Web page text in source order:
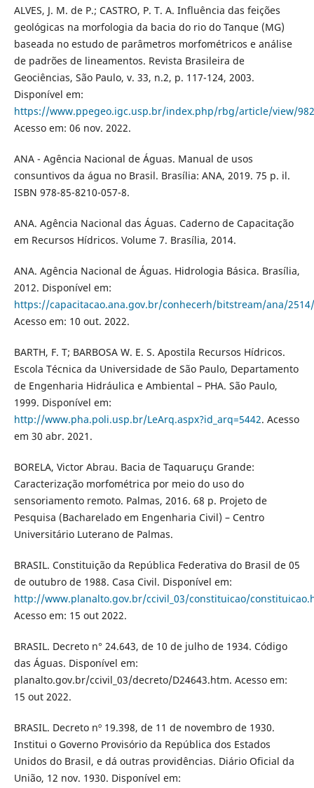
ALVES, J. M. de P.; CASTRO, P. T. A. Influência das feições
geológicas na morfologia da bacia do rio do Tanque (MG)
baseada no estudo de parâmetros morfométricos e análise
de padrões de lineamentos. Revista Brasileira de
Geociências, São Paulo, v. 33, n.2, p. 117-124, 2003.
Disponível em:
https://www.ppegeo.igc.usp.br/index.php/rbg/article/view/
Acesso em: 06 nov. 2022.
ANA - Agência Nacional de Águas. Manual de usos
consuntivos da água no Brasil. Brasília: ANA, 2019. 75 p. il.
ISBN 978-85-8210-057-8.
ANA. Agência Nacional das Águas. Caderno de Capacitação
em Recursos Hídricos. Volume 7. Brasília, 2014.
ANA. Agência Nacional de Águas. Hidrologia Básica. Brasília,
2012. Disponível em:
https://capacitacao.ana.gov.br/conhecerh/bitstream/ana/
Acesso em: 10 out. 2022.
BARTH, F. T; BARBOSA W. E. S. Apostila Recursos Hídricos.
Escola Técnica da Universidade de São Paulo, Departamento
de Engenharia Hidráulica e Ambiental – PHA. São Paulo,
1999. Disponível em:
http://www.pha.poli.usp.br/LeArq.aspx?id_arq=5442. Acesso
em 30 abr. 2021.
BORELA, Victor Abrau. Bacia de Taquaruçu Grande:
Caracterização morfométrica por meio do uso do
sensoriamento remoto. Palmas, 2016. 68 p. Projeto de
Pesquisa (Bacharelado em Engenharia Civil) – Centro
Universitário Luterano de Palmas.
BRASIL. Constituição da República Federativa do Brasil de 05
de outubro de 1988. Casa Civil. Disponível em:
http://www.planalto.gov.br/ccivil_03/constituicao/
Acesso em: 15 out 2022.
BRASIL. Decreto n° 24.643, de 10 de julho de 1934. Código
das Águas. Disponível em:
planalto.gov.br/ccivil_03/decreto/D24643.htm. Acesso em:
15 out 2022.
BRASIL. Decreto nº 19.398, de 11 de novembro de 1930.
Institui o Governo Provisório da República dos Estados
Unidos do Brasil, e dá outras providências. Diário Oficial da
União, 12 nov. 1930. Disponível em: